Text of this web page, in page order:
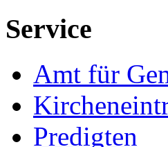
Service
Amt für
Predigten